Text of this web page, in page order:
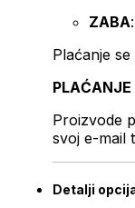
ZABA
Plaćanje
PLAĆANJE
Proizvode
svoj e-mail
Detalji